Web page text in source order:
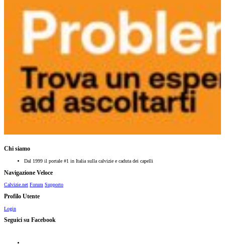
Chi siamo
Dal 1999 il portale #1 in Italia sulla calvizie e caduta dei capelli
Navigazione Veloce
Calvizie.net Forum Supporto
Profilo Utente
Login
Seguici su Facebook